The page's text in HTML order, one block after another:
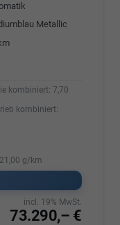
Metallic
kombiniert:7,70
kombiniert:
21,00 g/km
73.290,– €
incl. 19% MwSt.